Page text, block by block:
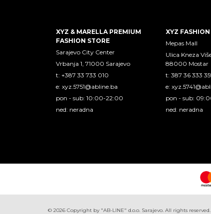
XYZ & MARELLA PREMIUM
FASHION STORE
Sarajevo City Center
Vrbanja 1, 71000 Sarajevo
t: +387 33 733 010
e: xyz.5751@abline.ba
pon - sub: 10:00-22:00
ned: neradna
XYZ
Mepas Mall
Ulica Kneza
88000 Mostar
t: 387 36 333
e:
pon - sub:
ned: neradna
© 2026 Copyright by "AB-LINE" d.o.o. Sarajevo. All rights reserved.